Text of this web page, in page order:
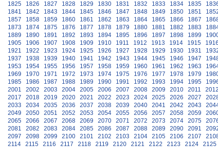
1825
1826 1827 1828 1829 1830 1831 1832 1833 1834 1835
1841
1842 1843 1844 1845 1846 1847 1848 1849 1850 1851
1857
1858 1859 1860 1861 1862 1863 1864 1865 1866 1867
1873
1874 1875 1876 1877 1878 1879 1880 1881 1882 1883
1889
1890 1891 1892 1893 1894 1895 1896 1897 1898 1899
1905
1906 1907 1908 1909 1910 1911 1912 1913 1914 1915
1921
1922 1923 1924 1925 1926 1927 1928 1929 1930 1931
1937
1938 1939 1940 1941 1942 1943 1944 1945 1946 1947
1953
1954 1955 1956 1957 1958 1959 1960 1961 1962 1963
1969
1970 1971 1972 1973 1974 1975 1976 1977 1978 1979
1985
1986 1987 1988 1989 1990 1991 1992 1993 1994 1995
2001
2002 2003 2004 2005 2006 2007 2008 2009 2010 2011
2017
2018 2019 2020 2021 2022 2023 2024 2025 2026 2027
2033
2034 2035 2036 2037 2038 2039 2040 2041 2042 2043
2049
2050 2051 2052 2053 2054 2055 2056 2057 2058 2059
2065
2066 2067 2068 2069 2070 2071 2072 2073 2074 2075
2081
2082 2083 2084 2085 2086 2087 2088 2089 2090 2091
2097
2098 2099 2100 2101 2102 2103 2104 2105 2106 2107
2114
2115 2116 2117 2118 2119 2120 2121 2122 2123 2124
2125